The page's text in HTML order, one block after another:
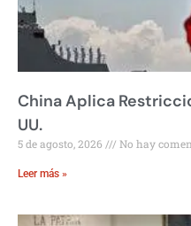
China Aplica
UU.
5 de agosto, 2026 No hay
Leer más »